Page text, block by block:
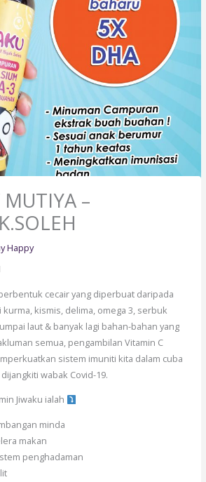
MUTIYA –
Happy
berbentuk cecair yang diperbuat daripada
kismis, delima, omega 3, serbuk
laut & banyak lagi bahan-bahan yang
semua, pengambilan Vitamin C
sistem imuniti kita dalam cuba
wabak Covid-19.
Jiwaku ialah
minda
makan
penghadaman